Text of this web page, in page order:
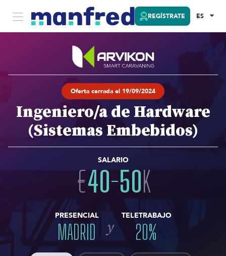
REGÍSTRATE ES
Oferta cerrada el 19/09/2024
Ingeniero/a de Hardware
(Sistemas Embebidos)
SALARIO
€40-50K
PRESENCIAL
MADRID y
TELETRABAJO
20%